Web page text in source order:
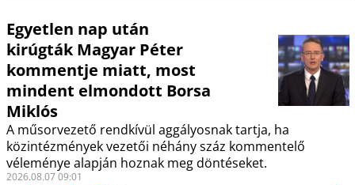
Egyetlen nap után
kirúgták Magyar Péter
kommentje miatt, most
mindent elmondott Borsa
Miklós
A műsorvezető rendkívül aggályosnak tartja, ha
közintézmények vezetői néhány száz kommentelő
véleménye alapján hoznak meg döntéseket.
2026.08.07 09:01